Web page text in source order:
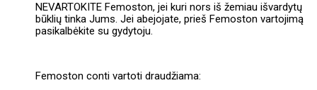
NEVARTOKITE Femoston, jei kuri nors iš žemiau išvardytų
būklių tinka Jums. Jei abejojate, prieš Femoston vartojimą
pasikalbėkite su gydytoju.
Femoston conti vartoti draudžiama: